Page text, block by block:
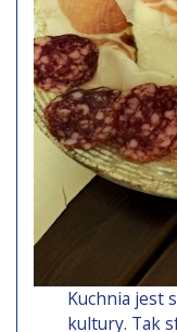
Kuchnia jest
kultury. Tak